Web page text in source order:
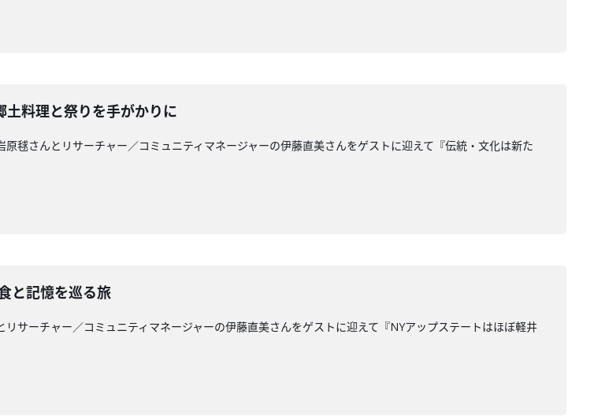
料理と祭りを手がかりに
毬さんとリサーチャー／コミュニティマネージャーの伊藤直美さんをゲストに迎えて『伝統・文化は新た
と記憶を巡る旅
サーチャー／コミュニティマネージャーの伊藤直美さんをゲストに迎えて『NYアップステートはほぼ軽井